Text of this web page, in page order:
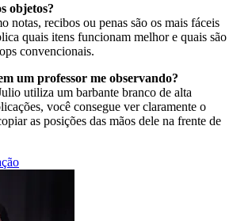
objetos?
notas, recibos ou penas são os mais fáceis
quais itens funcionam melhor e quais são
convencionais.
um professor me observando?
utiliza um barbante branco de alta
você consegue ver claramente o
as posições das mãos dele na frente de